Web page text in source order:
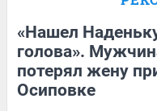
«Нашел
голова».
потерял жену
Осиповке